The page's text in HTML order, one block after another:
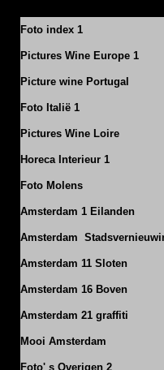
Foto index 1
Pictures Wine Europe 1
Picture wine Portugal
Foto Italië 1
Pictures Wine Loire
Horeca Interieur 1
Foto Molens
Amsterdam 1 Eilanden
Amsterdam
Amsterdam 11 Sloten
Amsterdam 16 Boven
Amsterdam 21 graffiti
Mooi Amsterdam
Foto' s Overigen 2